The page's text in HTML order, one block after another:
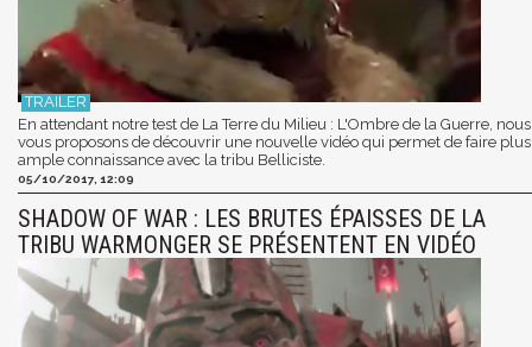
En attendant notre test de La Terre du Milieu : L'Ombre de la Guerre, nous
vous proposons de découvrir une nouvelle vidéo qui permet de faire plus
ample connaissance avec la tribu Belliciste.
05/10/2017, 12:09
SHADOW OF WAR : LES BRUTES ÉPAISSES DE LA
TRIBU WARMONGER SE PRÉSENTENT EN VIDÉO